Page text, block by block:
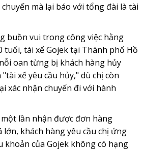
mà lại báo với tổng đài là tài
buồn vui trong công việc hằng
tuổi, tài xế Gojek tại Thành phố Hồ
oan từng bị khách hàng hủy
xế yêu cầu hủy," dù chị còn
xác nhận chuyến đi với hành
một lần nhận được đơn hàng
lớn, khách hàng yêu cầu chị ứng
của Gojek không có hạng